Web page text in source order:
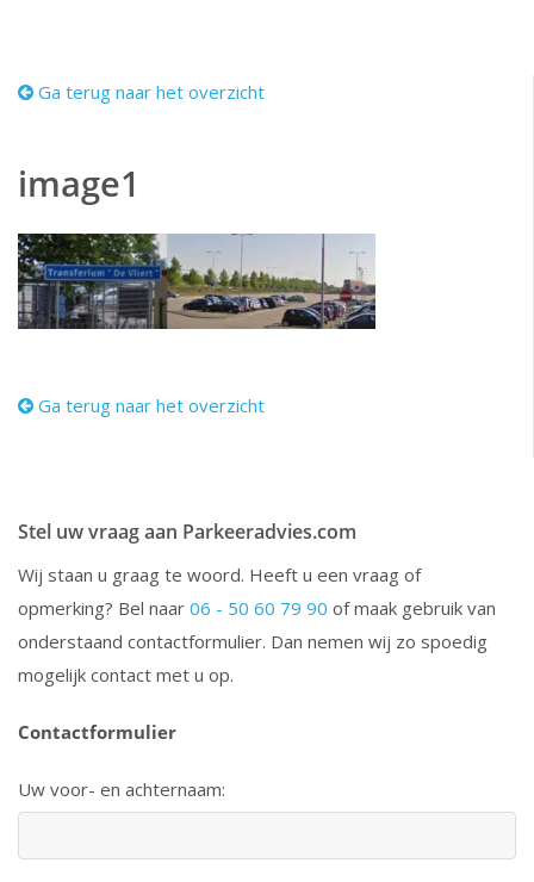
Ga terug naar het overzicht
image1
Ga terug naar het overzicht
Stel uw vraag aan Parkeeradvies.com
Wij staan u graag te woord. Heeft u een vraag of
opmerking? Bel naar 06 - 50 60 79 90 of maak gebruik van
onderstaand contactformulier. Dan nemen wij zo spoedig
mogelijk contact met u op.
Contactformulier
Uw voor- en achternaam: